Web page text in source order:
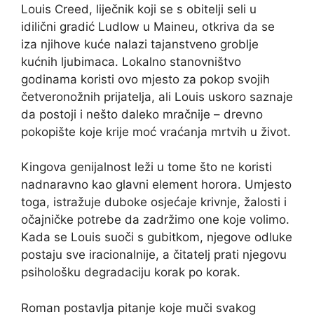
Louis Creed, liječnik koji se s obitelji seli u
idilični gradić Ludlow u Maineu, otkriva da se
iza njihove kuće nalazi tajanstveno groblje
kućnih ljubimaca. Lokalno stanovništvo
godinama koristi ovo mjesto za pokop svojih
četveronožnih prijatelja, ali Louis uskoro saznaje
da postoji i nešto daleko mračnije – drevno
pokopište koje krije moć vraćanja mrtvih u život.
Kingova genijalnost leži u tome što ne koristi
nadnaravno kao glavni element horora. Umjesto
toga, istražuje duboke osjećaje krivnje, žalosti i
očajničke potrebe da zadržimo one koje volimo.
Kada se Louis suoči s gubitkom, njegove odluke
postaju sve iracionalnije, a čitatelj prati njegovu
psihološku degradaciju korak po korak.
Roman postavlja pitanje koje muči svakog